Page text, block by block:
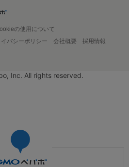
の使用について
イバシーポリシー 会社概要
採用情報
Inc. All rights reserved.